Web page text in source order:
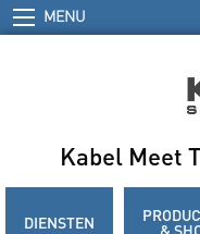
MENU
Kabel Meet
DIENSTEN &